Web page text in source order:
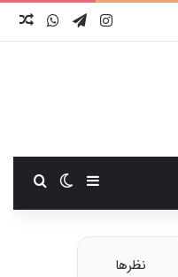
اینستاگرام
تلگرام واتس
سایدبارتغییر
نظرها